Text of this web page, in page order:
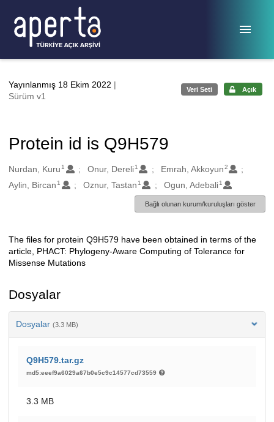
Yayınlanmış 18 Ekim 2022 |
Sürüm v1
Veri Seti Açık
Protein id is Q9H579
Oluşturanlar
Nurdan, Kuru 1 Onur, Dereli 1 Emrah, Akkoyun2
Aylin, Bircan 1 Oznur, Tastan 1 Ogun, Adebali 1
Bağlı olunan kurum/kuruluşları göster
Açıklama
The files for protein Q9H579 have been obtained in terms of the
article, PHACT: Phylogeny-Aware Computing of Tolerance for
Missense Mutations
Dosyalar
Dosyalar (3.3 MB)
Q9H579.tar.gz
md5:eeef9a6029a67b0e5c9c14577cd73559
3.3 MB